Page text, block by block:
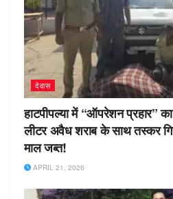
देवास
हाटपीपल्या में “ऑपरेशन प्रहार”
लीटर अवैध शराब के साथ तस्कर
माल जब्त!
APRIL 21, 2026